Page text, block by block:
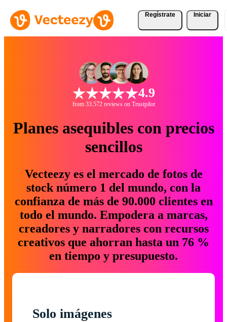
Regístrate Iniciar
4.9
from 33.572 reviews on Trustpilot
Planes asequibles con precios
sencillos
Vecteezy es el mercado de fotos de
stock número 1 del mundo, con la
confianza de más de 90.000 clientes en
todo el mundo. Empodera a marcas,
creadores y narradores con recursos
creativos que ahorran hasta un 76 %
en tiempo y presupuesto.
Solo imágenes